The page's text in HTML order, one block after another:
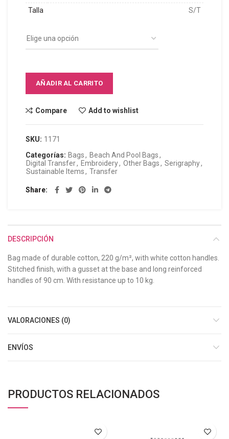
Talla
S/T
AÑADIR AL CARRITO
Compare Add to wishlist
SKU: 1171
Categorías: Bags, Beach And Pool Bags,
Digital Transfer, Embroidery, Other Bags, Serigraphy,
Sustainable Items, Transfer
Share
DESCRIPCIÓN
Bag made of durable cotton, 220 g/m², with white cotton handles.
Stitched finish, with a gusset at the base and long reinforced
handles of 90 cm. With resistance up to 10 kg.
VALORACIONES (0)
ENVÍOS
PRODUCTOS RELACIONADOS